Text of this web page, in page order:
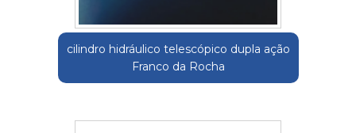
cilindro hidráulico telescópico dupla ação
Franco da Rocha